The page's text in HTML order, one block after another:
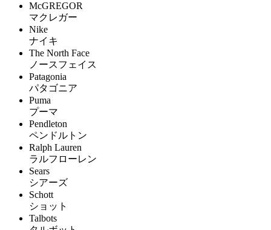
McGREGOR
マクレガー
Nike
ナイキ
The North Face
ノースフェイス
Patagonia
パタゴニア
Puma
プーマ
Pendleton
ペンドルトン
Ralph Lauren
ラルフローレン
Sears
シアーズ
Schott
ショット
Talbots